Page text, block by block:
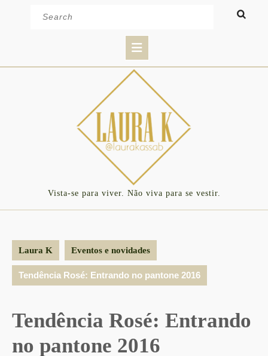
Button
Vista-se para viver. Não viva para se vestir.
Laura K Eventos e novidades
Tendência Rosé: Entrando no pantone 2016
Tendência Rosé: Entrando
no pantone 2016